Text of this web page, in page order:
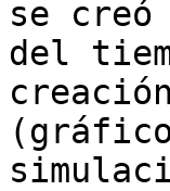
se creó
del